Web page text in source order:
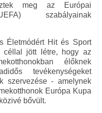
meg az Európai
szabályainak
Életmódért Hit és Sport
céllal jött létre, hogy az
élőknek
tevékenységeket
szervezése - amelynek
Európa Kupa
bővült.